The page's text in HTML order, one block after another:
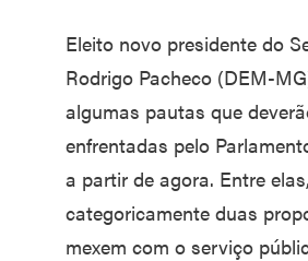
Eleito novo presidente do
Rodrigo Pacheco (DEM-
algumas pautas que
enfrentadas pelo
a partir de agora. Entre
categoricamente duas
mexem com o serviço